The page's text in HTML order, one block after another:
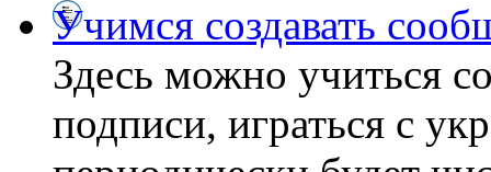
Учимся создавать
Здесь можно учиться
подписи, играться с